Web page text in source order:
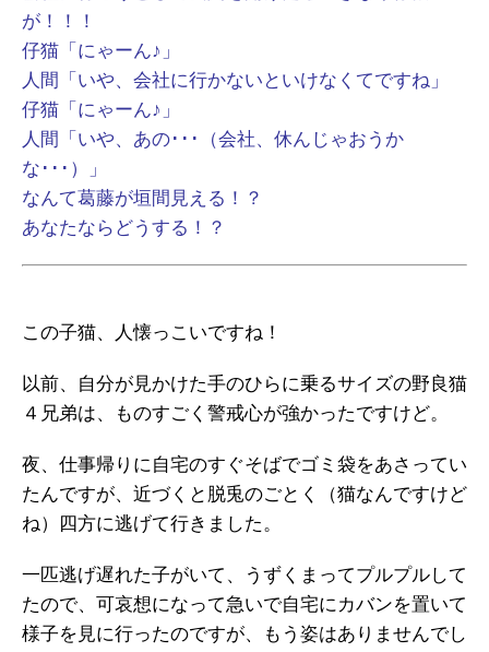
が！！！
仔猫「にゃーん♪」
人間「いや、会社に行かないといけなくてですね」
仔猫「にゃーん♪」
人間「いや、あの･･･（会社、休んじゃおうか
な･･･）」
なんて葛藤が垣間見える！？
あなたならどうする！？
この子猫、人懐っこいですね！
以前、自分が見かけた手のひらに乗るサイズの野良猫
４兄弟は、ものすごく警戒心が強かったですけど。
夜、仕事帰りに自宅のすぐそばでゴミ袋をあさってい
たんですが、近づくと脱兎のごとく（猫なんですけど
ね）四方に逃げて行きました。
一匹逃げ遅れた子がいて、うずくまってプルプルして
たので、可哀想になって急いで自宅にカバンを置いて
様子を見に行ったのですが、もう姿はありませんでし